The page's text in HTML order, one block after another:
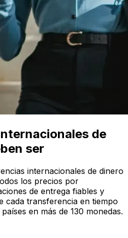
de
ser
internacionales de dinero
los precios por
de entrega fiables y
cada transferencia en tiempo
en más de 130 monedas.